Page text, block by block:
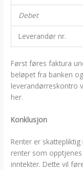
Debet
Leverandør nr.
Først føres faktura
beløpet fra banken
leverandørreskontro
her.
Konklusjon
Renter er
renter som
inntekter. Dette vil